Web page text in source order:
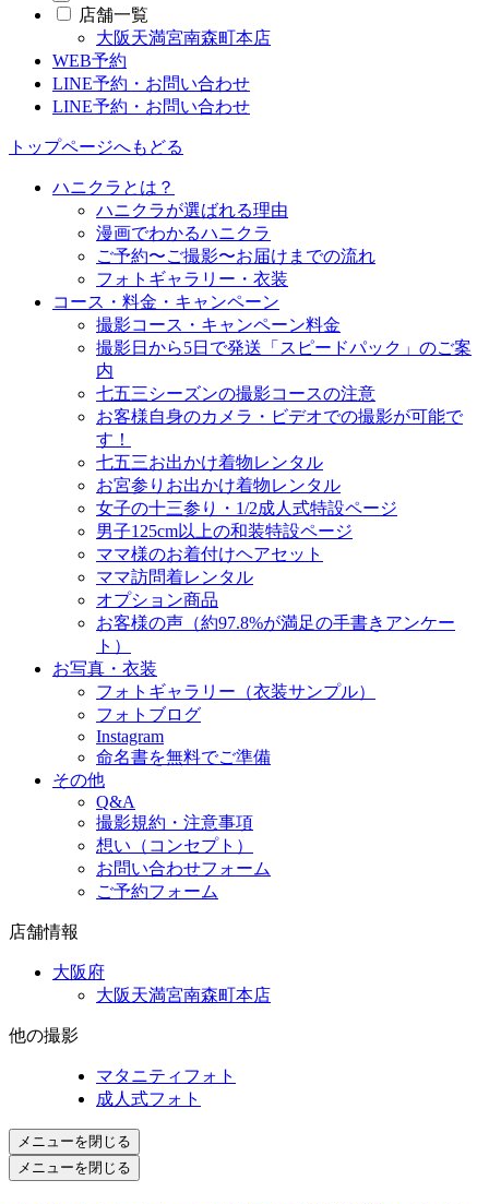
店舗一覧
大阪天満宮南森町本店
WEB予約
LINE予約・お問い合わせ
LINE予約・お問い合わせ
トップページへもどる
ハニクラとは？
ハニクラが選ばれる理由
漫画でわかるハニクラ
ご予約〜ご撮影〜お届けまでの流れ
フォトギャラリー・衣装
コース・料金・キャンペーン
撮影コース・キャンペーン料金
撮影日から5日で発送「スピードパック」のご案
内
七五三シーズンの撮影コースの注意
お客様自身のカメラ・ビデオでの撮影が可能で
す！
七五三お出かけ着物レンタル
お宮参りお出かけ着物レンタル
女子の十三参り・1/2成人式特設ページ
男子125cm以上の和装特設ページ
ママ様のお着付けヘアセット
ママ訪問着レンタル
オプション商品
お客様の声（約97.8%が満足の手書きアンケー
ト）
お写真・衣装
フォトギャラリー（衣装サンプル）
フォトブログ
Instagram
命名書を無料でご準備
その他
Q&A
撮影規約・注意事項
想い（コンセプト）
お問い合わせフォーム
ご予約フォーム
店舗情報
大阪府
大阪天満宮南森町本店
他の撮影
マタニティフォト
成人式フォト
メニューを閉じる
メニューを閉じる